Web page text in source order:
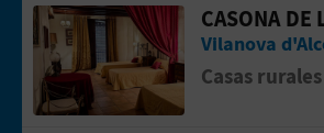
Ir a la p&aacute;gina de
CASONA DE
Vilanova
Casas rurales